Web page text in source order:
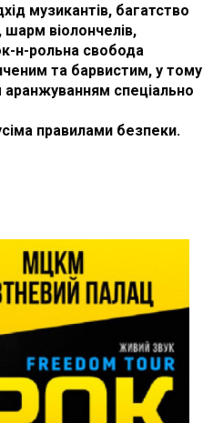
музикантів, багатство
шарм віолончелів,
н-рольна свобода
та барвистим, у тому
спеціально
правилами безпеки.